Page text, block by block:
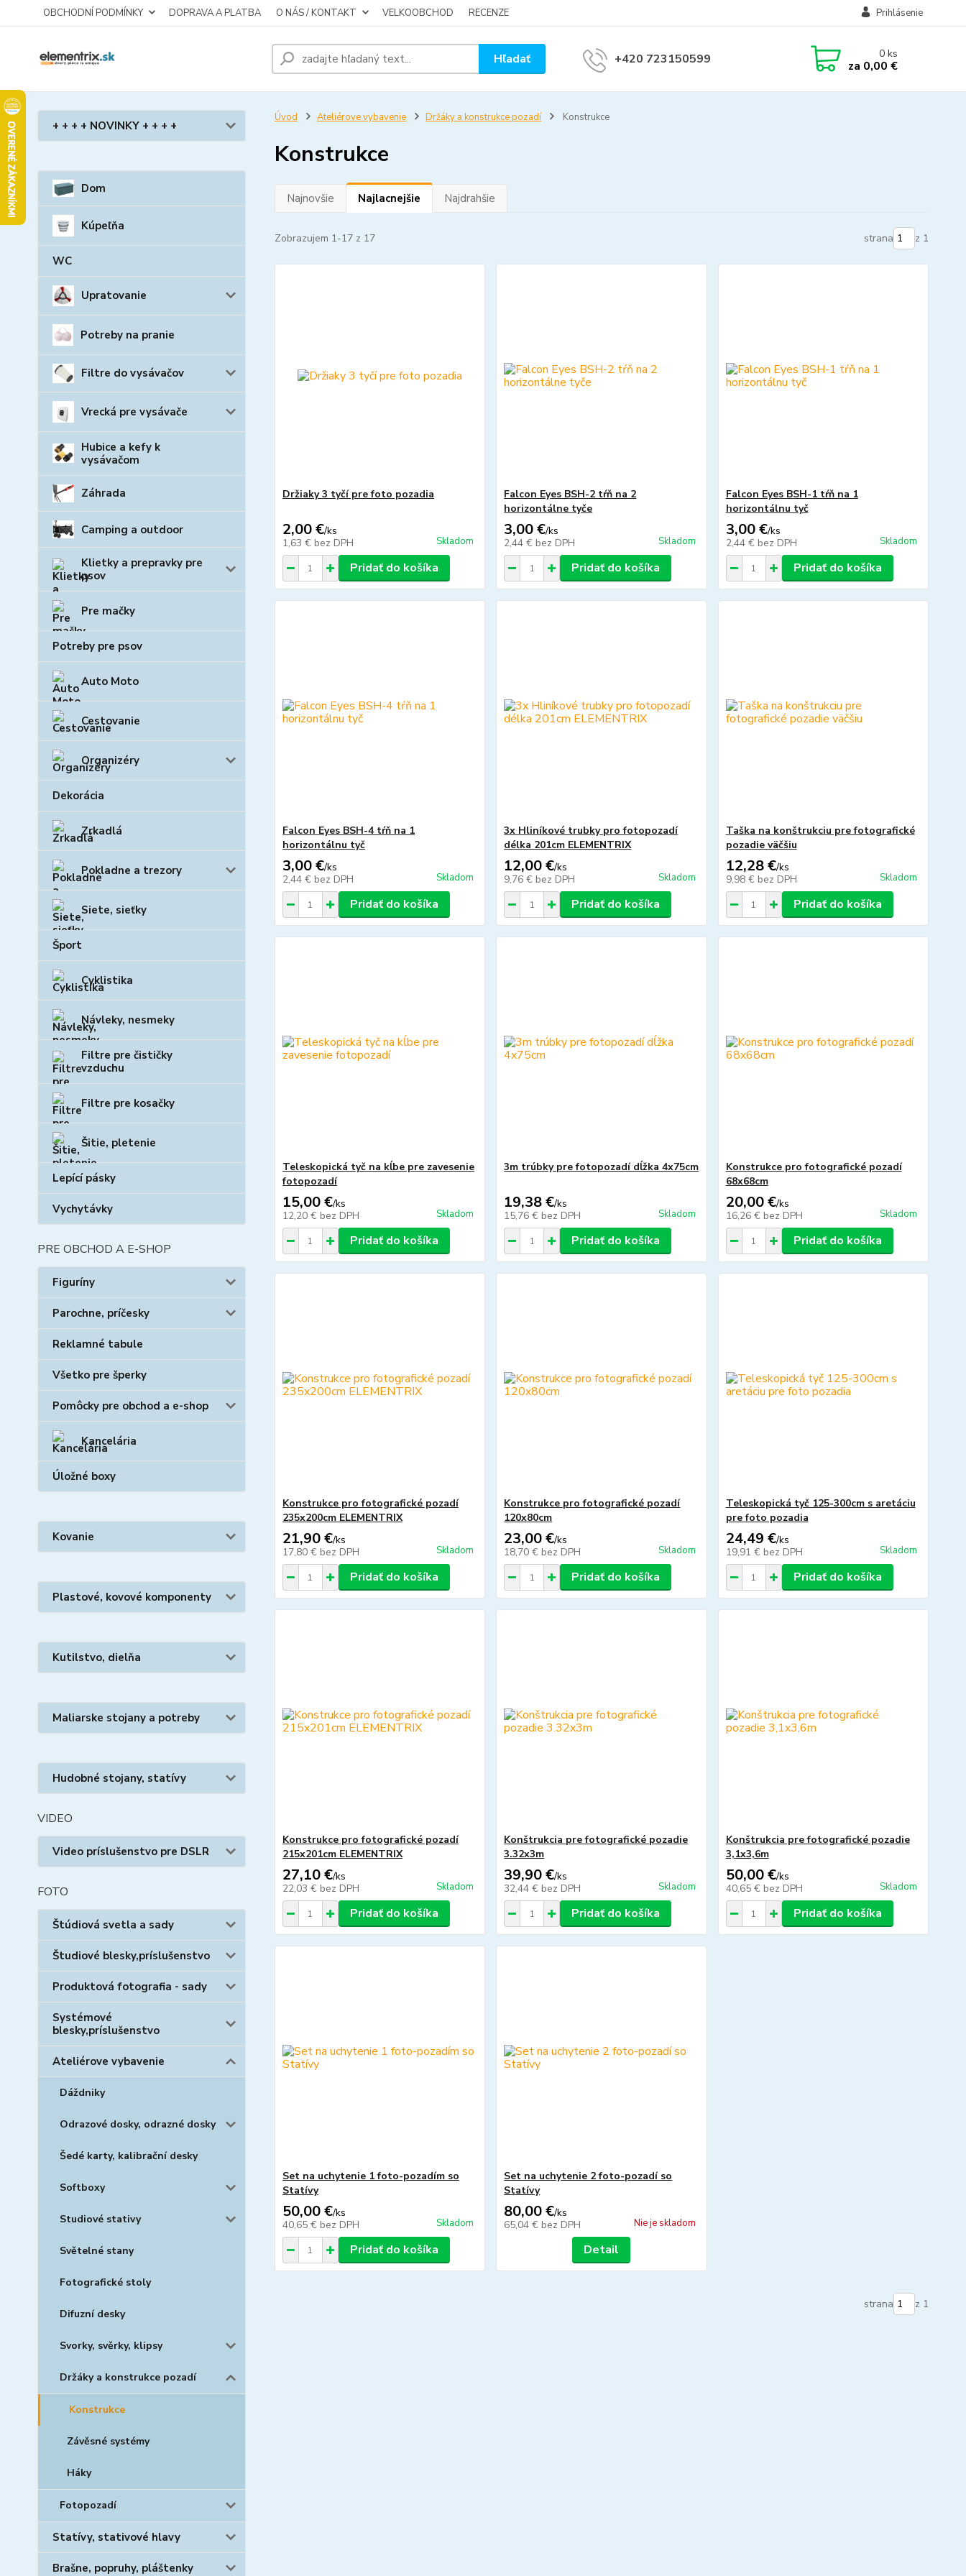
OBCHODNÍ PODMÍNKY DOPRAVA A PLATBA O NÁS / KONTAKT VELKOOBCHOD RECENZE Prihlásenie
Hľadať +420 723150599 0ks
za 0,00 €
+ + + + NOVINKY + + + +
Dom
Kúpeľňa
WC
Upratovanie
Potreby na pranie
Filtre do vysávačov
Vrecká pre vysávače
Hubice a kefy k
vysávačom
Záhrada
Camping a outdoor
Klietky a prepravky pre
psov
Pre mačky
Potreby pre psov
Auto Moto
Cestovanie
Organizéry
Dekorácia
Zrkadlá
Pokladne a trezory
Siete, sieťky
Šport
Cyklistika
Návleky, nesmeky
Filtre pre čističky
vzduchu
Filtre pre kosačky
Šitie, pletenie
Lepící pásky
Vychytávky
PRE OBCHOD A E-SHOP
Figuríny
Parochne, príčesky
Reklamné tabule
Všetko pre šperky
Pomôcky pre obchod a e-shop
Kancelária
Úložné boxy
Kovanie
Plastové, kovové komponenty
Kutilstvo, dielňa
Maliarske stojany a potreby
Hudobné stojany, statívy
VIDEO
Video príslušenstvo pre DSLR
FOTO
Štúdiová svetla a sady
Študiové blesky,príslušenstvo
Produktová fotografia - sady
Systémové
blesky,príslušenstvo
Ateliérove vybavenie
Dáždniky
Odrazové dosky, odrazné dosky
Šedé karty, kalibrační desky
Softboxy
Studiové stativy
Světelné stany
Fotografické stoly
Difuzní desky
Svorky, svěrky, klipsy
Držáky a konstrukce pozadí
Konstrukce
Závěsné systémy
Háky
Fotopozadí
Statívy, stativové hlavy
Brašne, popruhy, pláštenky
Úvod Ateliérove vybavenie Držáky a konstrukce pozadí Konstrukce
Konstrukce
Najnovšie Najlacnejšie Najdrahšie
Zobrazujem 1-17 z 17 strana z 1
Držiaky 3 tyčí pre foto pozadia
2,00 €/ks
1,63 € bez DPH Skladom
Pridať do košíka
Falcon Eyes BSH-2 tŕň na 2
horizontálne tyče
3,00 €/ks
2,44 € bez DPH Skladom
Pridať do košíka
Falcon Eyes BSH-1 tŕň na 1
horizontálnu tyč
3,00 €/ks
2,44 € bez DPH Skladom
Pridať do košíka
Falcon Eyes BSH-4 tŕň na 1
horizontálnu tyč
3,00 €/ks
2,44 € bez DPH Skladom
Pridať do košíka
3x Hliníkové trubky pro fotopozadí
délka 201cm ELEMENTRIX
12,00 €/ks
9,76 € bez DPH Skladom
Pridať do košíka
Taška na konštrukciu pre fotografické
pozadie väčšiu
12,28 €/ks
9,98 € bez DPH Skladom
Pridať do košíka
Teleskopická tyč na kĺbe pre zavesenie
fotopozadí
15,00 €/ks
12,20 € bez DPH Skladom
Pridať do košíka
3m trúbky pre fotopozadí dĺžka 4x75cm
19,38 €/ks
15,76 € bez DPH Skladom
Pridať do košíka
Konstrukce pro fotografické pozadí
68x68cm
20,00 €/ks
16,26 € bez DPH Skladom
Pridať do košíka
Konstrukce pro fotografické pozadí
235x200cm ELEMENTRIX
21,90 €/ks
17,80 € bez DPH Skladom
Pridať do košíka
Konstrukce pro fotografické pozadí
120x80cm
23,00 €/ks
18,70 € bez DPH Skladom
Pridať do košíka
Teleskopická tyč 125-300cm s aretáciu
pre foto pozadia
24,49 €/ks
19,91 € bez DPH Skladom
Pridať do košíka
Konstrukce pro fotografické pozadí
215x201cm ELEMENTRIX
27,10 €/ks
22,03 € bez DPH Skladom
Pridať do košíka
Konštrukcia pre fotografické pozadie
3.32x3m
39,90 €/ks
32,44 € bez DPH Skladom
Pridať do košíka
Konštrukcia pre fotografické pozadie
3,1x3,6m
50,00 €/ks
40,65 € bez DPH Skladom
Pridať do košíka
Set na uchytenie 1 foto-pozadím so
Statívy
50,00 €/ks
40,65 € bez DPH Skladom
Pridať do košíka
Set na uchytenie 2 foto-pozadí so
Statívy
80,00 €/ks
65,04 € bez DPH Nie je skladom
Detail
strana z 1